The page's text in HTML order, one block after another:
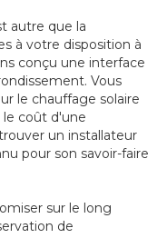
autre que la
à votre disposition à
conçu une interface
Vous
le chauffage solaire
le coût d'une
un installateur
pour son savoir-faire
sur le long
de